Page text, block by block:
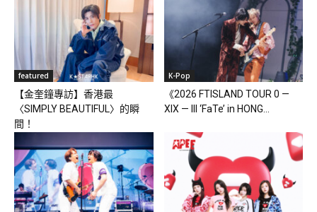
featured
【金奎鐘專訪】香港最
〈SIMPLY BEAUTIFUL〉的瞬
間！
K-Pop
《2026 FTISLAND TOUR 0 —
XIX — III ‘FaTe’ in HONG...